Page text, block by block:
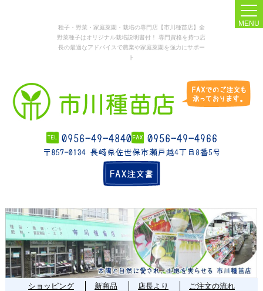
種子・野菜・家庭菜園・栽培の専門店【市川種苗店】全
野菜種子はオリジナル栽培説明書付！ 専門資格を持つ店
長の最適なアドバイスで農業や家庭菜園を強力にサポー
ト
MENU
ショッピング 新商品 店長より
ご注文の流れ